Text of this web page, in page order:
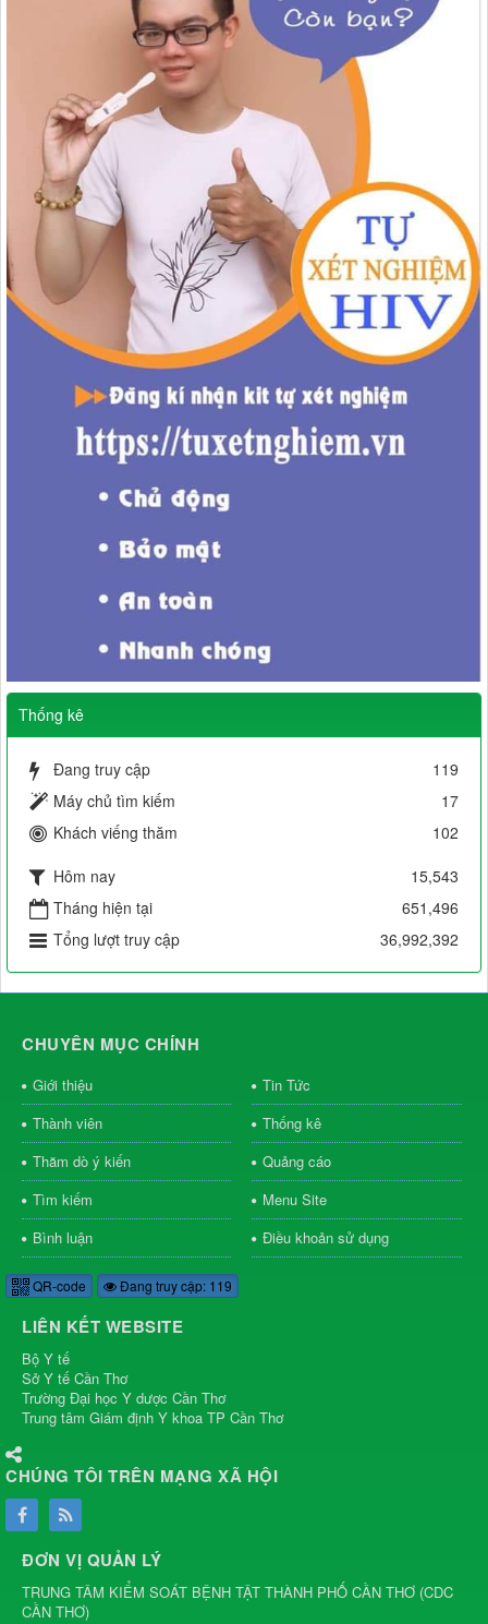
Thống kê
Đang truy cập
119
Máy chủ tìm kiếm
17
Khách viếng thăm
102
Hôm nay
15,543
Tháng hiện tại
651,496
Tổng lượt truy cập
36,992,392
CHUYÊN MỤC CHÍNH
Giới thiệu
Tin Tức
Thành viên
Thống kê
Thăm dò ý kiến
Quảng cáo
Tìm kiếm
Menu Site
Bình luận
Điều khoản sử dụng
QR-code Đang truy cập: 119
LIÊN KẾT WEBSITE
Bộ Y tế
Sở Y tế Cần Thơ
Trường Đại học Y dược Cần Thơ
Trung tâm Giám định Y khoa TP Cần Thơ
CHÚNG TÔI TRÊN MẠNG XÃ HỘI
ĐƠN VỊ QUẢN LÝ
TRUNG TÂM KIỂM SOÁT BỆNH TẬT THÀNH PHỐ CẦN THƠ (CDC
CẦN THƠ)